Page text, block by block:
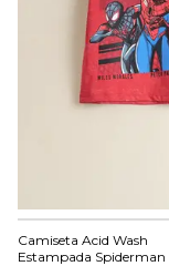
Camiseta Acid Wash
Estampada Spiderman